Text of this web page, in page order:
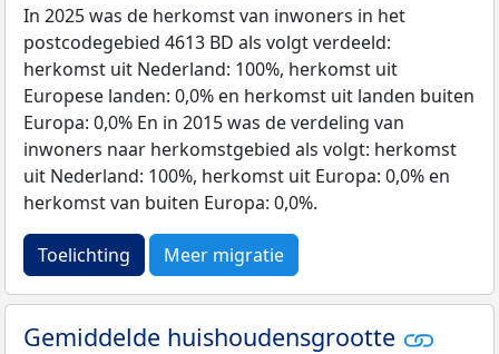
In 2025 was de herkomst van inwoners in het
postcodegebied 4613 BD als volgt verdeeld:
herkomst uit Nederland: 100%, herkomst uit
Europese landen: 0,0% en herkomst uit landen buiten
Europa: 0,0% En in 2015 was de verdeling van
inwoners naar herkomstgebied als volgt: herkomst
uit Nederland: 100%, herkomst uit Europa: 0,0% en
herkomst van buiten Europa: 0,0%.
Toelichting Meer migratie
Gemiddelde huishoudensgrootte